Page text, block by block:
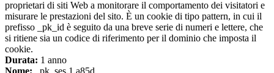
proprietari di siti Web a monitorare il comportamento dei visitatori e
misurare le prestazioni del sito. È un cookie di tipo pattern, in cui il
prefisso _pk_id è seguito da una breve serie di numeri e lettere, che
si ritiene sia un codice di riferimento per il dominio che imposta il
cookie.
Durata: 1 anno